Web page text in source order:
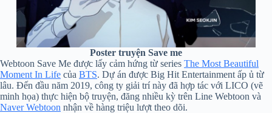
Poster truyện Save me
Webtoon Save Me được lấy cảm hứng từ series The Most Beautiful
Moment In Life của BTS. Dự án được Big Hit Entertainment ấp ủ từ
lâu. Đến đầu năm 2019, công ty giải trí này đã hợp tác với LICO (vẽ
minh họa) thực hiện bộ truyện, đăng nhiều kỳ trên Line Webtoon và
Naver Webtoon nhận về hàng triệu lượt theo dõi.